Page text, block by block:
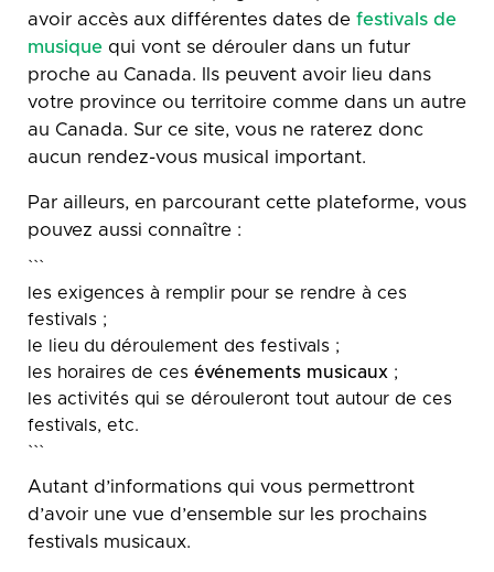
avoir accès aux différentes dates de festivals de
musique qui vont se dérouler dans un futur
proche au Canada. Ils peuvent avoir lieu dans
votre province ou territoire comme dans un autre
au Canada. Sur ce site, vous ne raterez donc
aucun rendez-vous musical important.
Par ailleurs, en parcourant cette plateforme, vous
pouvez aussi connaître :
```
les exigences à remplir pour se rendre à ces
festivals ;
le lieu du déroulement des festivals ;
les horaires de ces événements musicaux ;
les activités qui se dérouleront tout autour de ces
festivals, etc.
```
Autant d’informations qui vous permettront
d’avoir une vue d’ensemble sur les prochains
festivals musicaux.